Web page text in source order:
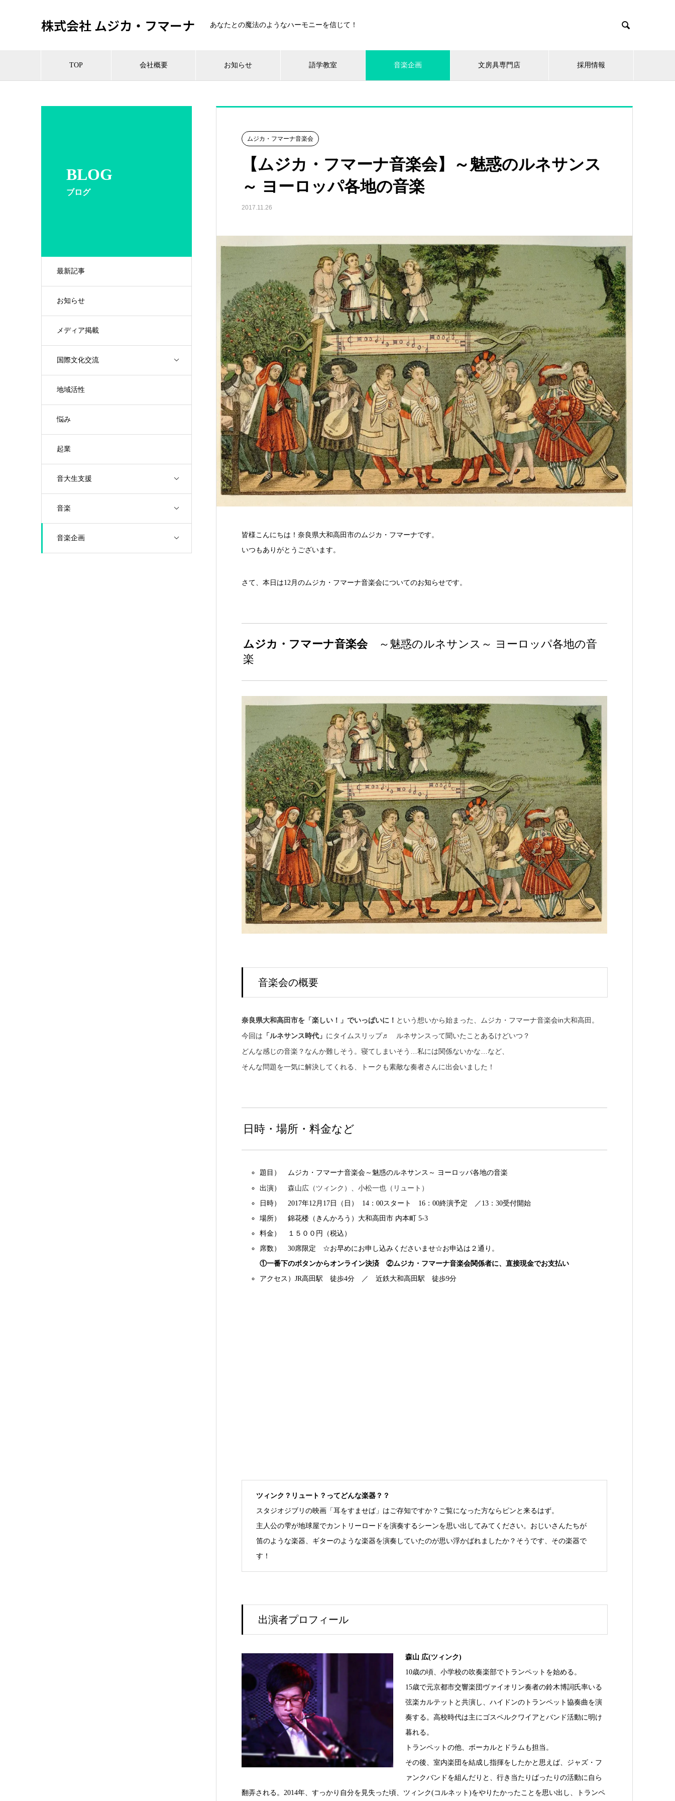
株式会社 ムジカ・フマーナ あなたとの魔法のようなハーモニーを信じて！ 
TOP 会社概要 お知らせ 語学教室 音楽企画 文房具専門店 採用情報
BLOG
ブログ
最新記事
お知らせ
メディア掲載
国際文化交流
地域活性
悩み
起業
音大生支援
音楽
音楽企画
ムジカ・フマーナ音楽会
【ムジカ・フマーナ音楽会】～魅惑のルネサンス
～ ヨーロッパ各地の音楽
2017.11.26
皆様こんにちは！奈良県大和高田市のムジカ・フマーナです。
いつもありがとうございます。
さて、本日は12月のムジカ・フマーナ音楽会についてのお知らせです。
ムジカ・フマーナ音楽会～魅惑のルネサンス～ ヨーロッパ各地の音
楽
音楽会の概要
奈良県大和高田市を「楽しい！」でいっぱいに！ という想いから始まった、ムジカ・フマーナ音楽会in大和高田。
今回は 「ルネサンス時代」 にタイムスリップ♬ ルネサンスって聞いたことあるけどいつ？
どんな感じの音楽？なんか難しそう。寝てしまいそう…私には関係ないかな…など、
そんな問題を一気に解決してくれる、トークも素敵な奏者さんに出会いました！
日時・場所・料金など
題目） ムジカ・フマーナ音楽会～魅惑のルネサンス～ ヨーロッパ各地の音楽
出演）森山広（ツィンク）、小松一也（リュート）
日時） 2017年12月17日（日） 14：00スタート 16：00終演予定 ／13：30受付開始
場所） 錦花楼（きんかろう） 大和高田市 内本町
5-3
料金） １５００円（税込）
席数） 30席限定 ☆お早めにお申し込みくださいませ☆お申込は２通り。
①一番下のボタンからオンライン決済 ②ムジカ・フマーナ音楽会関係者に、直接現金でお支払い
アクセス）JR高田駅 徒歩4分 ／ 近鉄大和高田駅 徒歩9分
ツィンク？リュート？ってどんな楽器？？
スタジオジブリの映画「耳をすませば」はご存知ですか？ご覧になった方ならピンと来るはず。
主人公の雫が地球屋でカントリーロードを演奏するシーンを思い出してみてください。おじいさんたちが
笛のような楽器、ギターのような楽器を演奏していたのが思い浮かばれましたか？そうです、その楽器で
す！
出演者プロフィール
森山 広(ツィンク)
10歳の頃、小学校の吹奏楽部でトランペットを始める。
15歳で元京都市交響楽団ヴァイオリン奏者の鈴木博詞氏率いる
弦楽カルテットと共演し、ハイドンのトランペット協奏曲を演
奏する。高校時代は主にゴスペルクワイアとバンド活動に明け
暮れる。
トランペットの他、ボーカルとドラムも担当。
その後、室内楽団を結成し指揮をしたかと思えば、ジャズ・フ
ァンクバンドを組んだりと、行き当たりばったりの活動に自ら
翻弄される。2014年、すっかり自分を見失った頃、ツィンク(コルネット)をやりたかったことを思い出し、トランペ